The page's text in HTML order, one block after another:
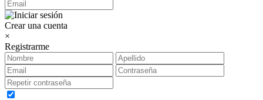
Crear una cuenta
×
Registrarme